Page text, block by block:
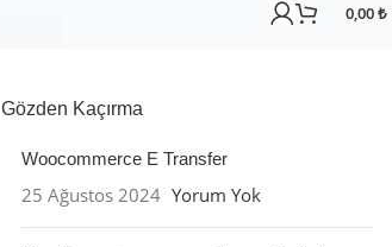
0,00₺
Gözden Kaçırma
Woocommerce E Transfer
25 Ağustos 2024 Yorum Yok